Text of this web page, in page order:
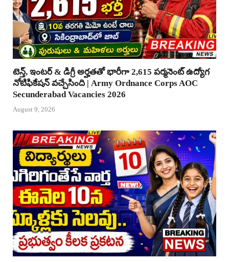
టెన్త్, ఇంటర్ & డిగ్రీ అర్హతతో భారీగా 2,615 పర్మనెంట్ ఉద్యోగ
నోటిఫికేషన్ వచ్చేసింది | Army Ordnance Corps AOC
Secunderabad Vacancies 2026
August 9, 2026